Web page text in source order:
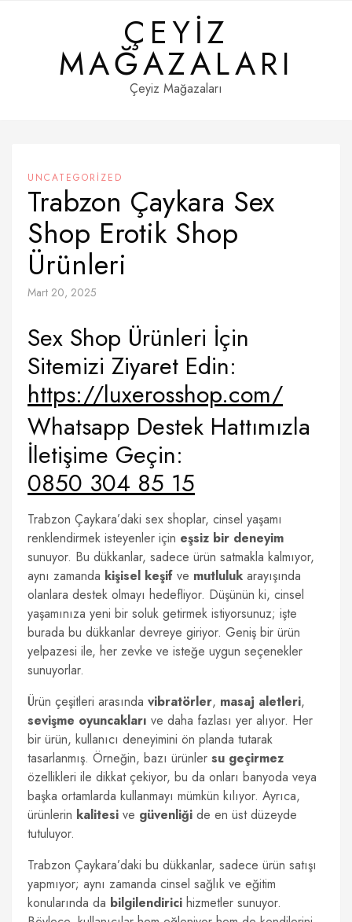
ÇEYIZ
MAĞAZALARI
Çeyiz Mağazaları
UNCATEGORIZED
Trabzon Çaykara Sex
Shop Erotik Shop
Ürünleri
Mart 20, 2025
Sex Shop Ürünleri İçin
Sitemizi Ziyaret Edin:
https://luxerosshop.com/
Whatsapp Destek Hattımızla
İletişime Geçin:
0850 304 85 15
Trabzon Çaykara’daki sex shoplar, cinsel yaşamı
renklendirmek isteyenler için eşsiz bir deneyim
sunuyor. Bu dükkanlar, sadece ürün satmakla kalmıyor,
aynı zamanda kişisel keşif ve mutluluk arayışında
olanlara destek olmayı hedefliyor. Düşünün ki, cinsel
yaşamınıza yeni bir soluk getirmek istiyorsunuz; işte
burada bu dükkanlar devreye giriyor. Geniş bir ürün
yelpazesi ile, her zevke ve isteğe uygun seçenekler
sunuyorlar.
Ürün çeşitleri arasında vibratörler, masaj aletleri,
sevişme oyuncakları ve daha fazlası yer alıyor. Her
bir ürün, kullanıcı deneyimini ön planda tutarak
tasarlanmış. Örneğin, bazı ürünler su geçirmez
özellikleri ile dikkat çekiyor, bu da onları banyoda veya
başka ortamlarda kullanmayı mümkün kılıyor. Ayrıca,
ürünlerin kalitesi ve güvenliği de en üst düzeyde
tutuluyor.
Trabzon Çaykara’daki bu dükkanlar, sadece ürün satışı
yapmıyor; aynı zamanda cinsel sağlık ve eğitim
konularında da bilgilendirici hizmetler sunuyor.